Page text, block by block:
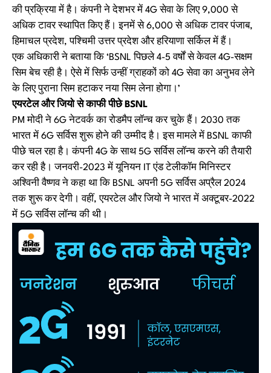
की प्रक्रिया में है। कंपनी ने देशभर में 4G सेवा के लिए 9,000 से
अधिक टावर स्थापित किए हैं। इनमें से 6,000 से अधिक टावर पंजाब,
हिमाचल प्रदेश, पश्चिमी उत्तर प्रदेश और हरियाणा सर्किल में हैं।
एक अधिकारी ने बताया कि ‘BSNL पिछले 4-5 वर्षों से केवल 4G-सक्षम
सिम बेच रही है। ऐसे में सिर्फ उन्हीं ग्राहकों को 4G सेवा का अनुभव लेने
के लिए पुराना सिम हटाकर नया सिम लेना होगा।’
एयरटेल और जियो से काफी पीछे BSNL
PM मोदी ने 6G नेटवर्क का रोडमैप लॉन्च कर चुके हैं। 2030 तक
भारत में 6G सर्विस शुरू होने की उम्मीद है। इस मामले में BSNL काफी
पीछे चल रहा है। कंपनी 4G के साथ 5G सर्विस लॉन्च करने की तैयारी
कर रही है। जनवरी-2023 में यूनियन IT एंड टेलीकॉम मिनिस्टर
अश्विनी वैष्णव ने कहा था कि BSNL अपनी 5G सर्विस अप्रैल 2024
तक शुरू कर देगी। वहीं, एयरटेल और जियो ने भारत में अक्टूबर-2022
में 5G सर्विस लॉन्च की थी।